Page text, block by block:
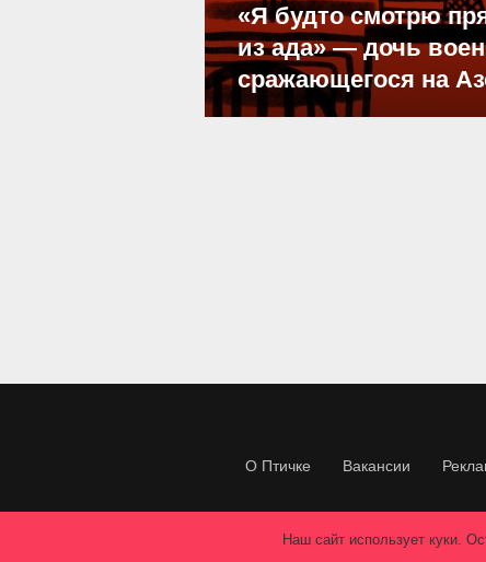
«Я будто смотрю
из ада» — дочь
сражающегося на
О Птичке Вакансии
Наш сайт использует куки.